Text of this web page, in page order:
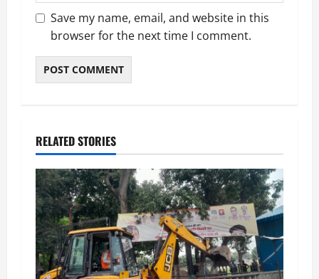
Save my name, email, and website in this
browser for the next time I comment.
RELATED STORIES